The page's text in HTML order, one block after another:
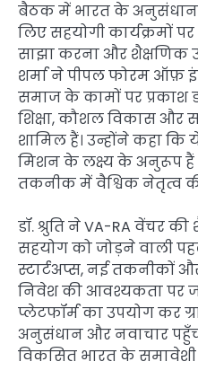
बैठक में भारत के
लिए सहयोगी कार्यक्रमों पर
साझा करना और शैक्षणिक
शर्मा ने पीपल फोरम ऑफ़
समाज के कामों पर प्रकाश
शिक्षा, कौशल विकास और
शामिल हैं। उन्होंने कहा कि
मिशन के लक्ष्य के अनुरूप
तकनीक में वैश्विक नेतृत्व
डॉ. श्रुति ने VA-RA वेंचर
सहयोग को जोड़ने वाली
स्टार्टअप्स, नई तकनीकों
निवेश की आवश्यकता पर
प्लेटफॉर्म का उपयोग कर
अनुसंधान और नवाचार
विकसित भारत के समावेशी